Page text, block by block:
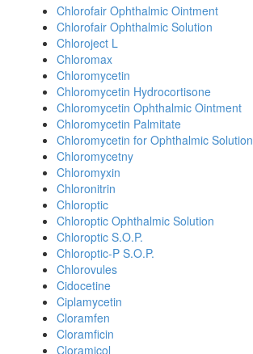
Chlorofair Ophthalmic Ointment
Chlorofair Ophthalmic Solution
Chloroject L
Chloromax
Chloromycetin
Chloromycetin Hydrocortisone
Chloromycetin Ophthalmic Ointment
Chloromycetin Palmitate
Chloromycetin for Ophthalmic Solution
Chloromycetny
Chloromyxin
Chloronitrin
Chloroptic
Chloroptic Ophthalmic Solution
Chloroptic S.O.P.
Chloroptic-P S.O.P.
Chlorovules
Cidocetine
Ciplamycetin
Cloramfen
Cloramficin
Cloramicol